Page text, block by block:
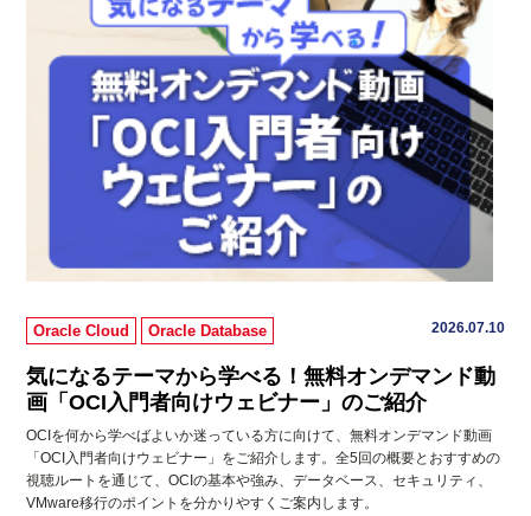
Oracle Cloud Oracle Database 2026.07.10
気になるテーマから学べる！無料オンデマンド動
画「OCI入門者向けウェビナー」のご紹介
OCIを何から学べばよいか迷っている方に向けて、無料オンデマンド動画
「OCI入門者向けウェビナー」をご紹介します。全5回の概要とおすすめの
視聴ルートを通じて、OCIの基本や強み、データベース、セキュリティ、
VMware移行のポイントを分かりやすくご案内します。